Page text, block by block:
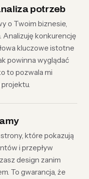
potrzeb
o Twoim biznesie,
Analizuję konkurencję
kluczowe istotne
powinna wyglądać
to pozwala mi
które pokazują
i przepływ
design zanim
To gwarancja, że